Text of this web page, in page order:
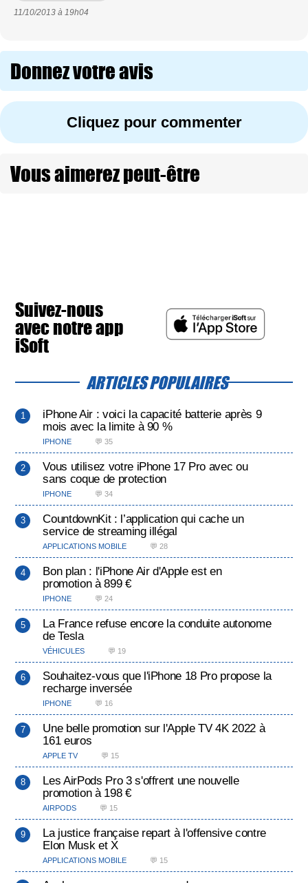
11/10/2013 à 19h04
Donnez votre avis
Cliquez pour commenter
Vous aimerez peut-être
Suivez-nous
avec notre app
iSoft
ARTICLES POPULAIRES
iPhone Air : voici la capacité batterie après 9
mois avec la limite à 90 %
IPHONE 💬 35
Vous utilisez votre iPhone 17 Pro avec ou
sans coque de protection
IPHONE 💬 34
CountdownKit : l’application qui cache un
service de streaming illégal
APPLICATIONS MOBILE 💬 28
Bon plan : l'iPhone Air d'Apple est en
promotion à 899 €
IPHONE 💬 24
La France refuse encore la conduite autonome
de Tesla
VÉHICULES 💬 19
Souhaitez-vous que l'iPhone 18 Pro propose la
recharge inversée
IPHONE 💬 16
Une belle promotion sur l'Apple TV 4K 2022 à
161 euros
APPLE TV 💬 15
Les AirPods Pro 3 s'offrent une nouvelle
promotion à 198 €
AIRPODS 💬 15
La justice française repart à l'offensive contre
Elon Musk et X
APPLICATIONS MOBILE 💬 15